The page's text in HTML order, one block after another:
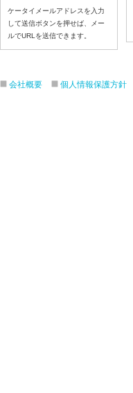
ケータイメールアドレスを入力
して送信ボタンを押せば、メー
ルでURLを送信できます。
会社概要 個人情報保護方針